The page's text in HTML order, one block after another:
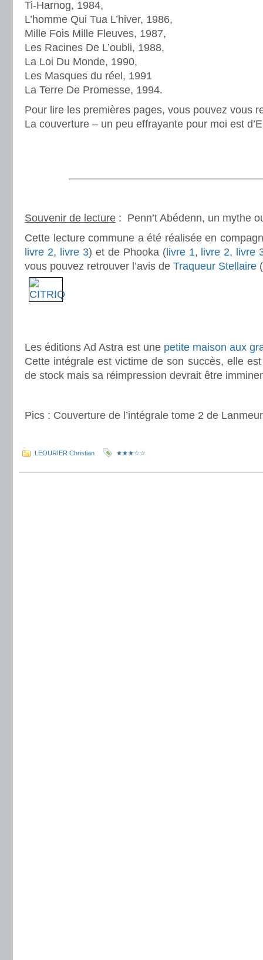
Ti-Harnog, 1984,
L’homme Qui Tua L’hiver, 1986,
Mille Fois Mille Fleuves, 1987,
Les Racines De L’oubli, 1988,
La Loi Du Monde, 1990,
Les Masques du réel, 1991
La Terre De Promesse, 1994.
Pour lire les premières pages, vous pouvez vous
La couverture – un peu effrayante pour moi est
Souvenir de lecture : Penn’t Abédenn, un mythe
Cette lecture commune a été réalisée en
livre 2, livre 3) et de Phooka (livre 1, livre 2, livre
vous pouvez retrouver l’avis de Traqueur Stellaire
Les éditions Ad Astra est une petite maison aux
Cette intégrale est victime de son succès, elle
de stock mais sa réimpression devrait être
Pics : Couverture de l’intégrale tome 2 de
LEOURIER Christian ★★★☆☆